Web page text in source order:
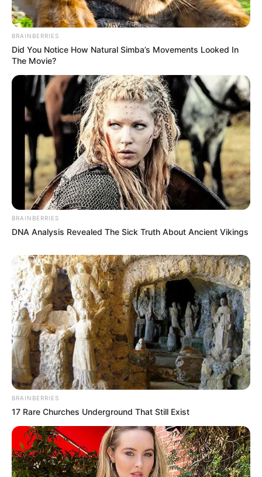
európai jobboldali pártok együttműködésében.
BRAINBERRIES
Did You Notice How Natural Simba’s Movements Looked In
The Movie?
BRAINBERRIES
DNA Analysis Revealed The Sick Truth About Ancient Vikings
BRAINBERRIES
17 Rare Churches Underground That Still Exist